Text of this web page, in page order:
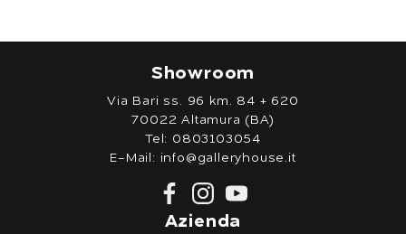
Showroom
Via Bari ss. 96 km. 84 + 620
70022 Altamura (BA)
Tel: 0803103054
E-Mail: info@galleryhouse.it
Azienda